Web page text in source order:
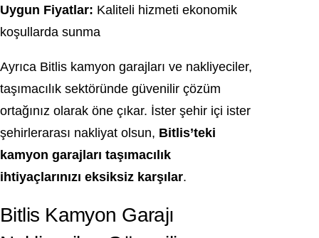
Uygun Fiyatlar: Kaliteli hizmeti ekonomik
koşullarda sunma
Ayrıca Bitlis kamyon garajları ve nakliyeciler,
taşımacılık sektöründe güvenilir çözüm
ortağınız olarak öne çıkar. İster şehir içi ister
şehirlerarası nakliyat olsun, Bitlis’teki
kamyon garajları taşımacılık
ihtiyaçlarınızı eksiksiz karşılar.
Bitlis Kamyon Garajı